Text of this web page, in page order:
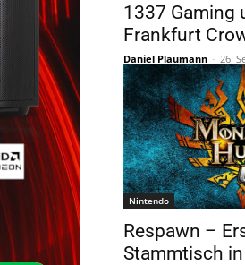
1337 Gaming
Frankfurt
Daniel Plaumann - 26.
Nintendo
Respawn –
Stammtisch